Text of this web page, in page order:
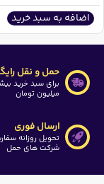
اضافه به سبد خرید
حمل و نقل
میلیون تومان
ارسال فوری
تحویل روزانه
شرکت های حمل